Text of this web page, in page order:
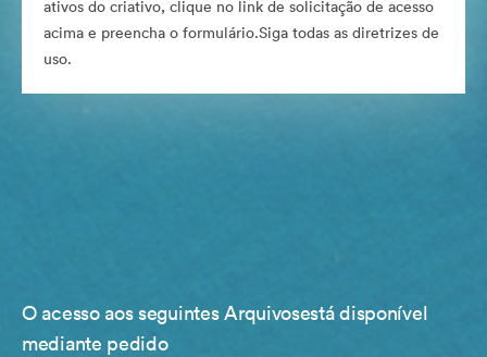
ativos do criativo, clique no link de solicitação de acesso
acima e preencha o formulário.Siga todas as diretrizes de
uso.
O acesso aos seguintes Arquivosestá disponível
mediante pedido